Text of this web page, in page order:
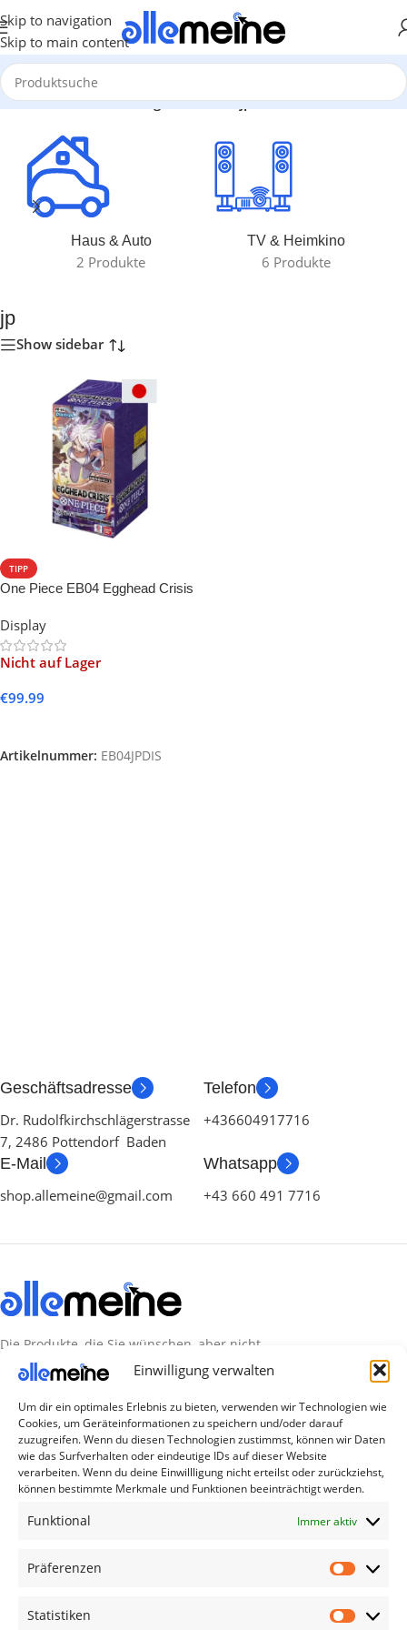
Einwilligung verwalten
Um dir ein optimales Erlebnis zu bieten, verwenden wir Technologien wie
Cookies, um Geräteinformationen zu speichern und/oder darauf
zuzugreifen. Wenn du diesen Technologien zustimmst, können wir Daten
wie das Surfverhalten oder eindeutige IDs auf dieser Website
verarbeiten. Wenn du deine Einwillligung nicht erteilst oder zurückziehst,
können bestimmte Merkmale und Funktionen beeinträchtigt werden.
Funktional Immer aktiv
Präferenzen
Statistiken
Skip to navigation
Skip to main content
Start/Produkte verschlagwortet mit „jp“
Haus & Auto
2 Produkte
TV & Heimkino
6 Produkte
jp
Show sidebar
TIPP
One Piece EB04 Egghead Crisis
Display
Nicht auf Lager
€99.99
Artikelnummer: EB04JPDIS
Geschäftsadresse
Dr. Rudolfkirchschlägerstrasse
7, 2486 Pottendorf Baden
Telefon
+436604917716
E-Mail
shop.allemeine@gmail.com
Whatsapp
+43 660 491 7716
Die Produkte, die Sie wünschen, aber nicht
erreichen können, sind gleichzeitig mit der
Welt hier.
Abonnieren Sie uns
Kategorien
TV Zubehör
Handy Zubehör
Airpod Zubehör